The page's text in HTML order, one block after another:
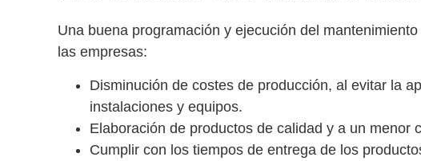
Una buena programación y ejecución del
las empresas:
Disminución de costes de producción, al evitar la
instalaciones y equipos.
Elaboración de productos de calidad y a un menor
Cumplir con los tiempos de entrega de los